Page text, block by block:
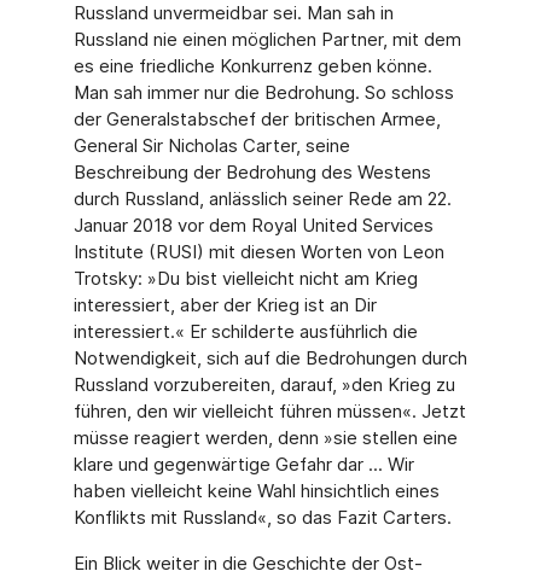
Russland unvermeidbar sei. Man sah in
Russland nie einen möglichen Partner, mit dem
es eine friedliche Konkurrenz geben könne.
Man sah immer nur die Bedrohung. So schloss
der Generalstabschef der britischen Armee,
General Sir Nicholas Carter, seine
Beschreibung der Bedrohung des Westens
durch Russland, anlässlich seiner Rede am 22.
Januar 2018 vor dem Royal United Services
Institute (RUSI) mit diesen Worten von Leon
Trotsky: »Du bist vielleicht nicht am Krieg
interessiert, aber der Krieg ist an Dir
interessiert.« Er schilderte ausführlich die
Notwendigkeit, sich auf die Bedrohungen durch
Russland vorzubereiten, darauf, »den Krieg zu
führen, den wir vielleicht führen müssen«. Jetzt
müsse reagiert werden, denn »sie stellen eine
klare und gegenwärtige Gefahr dar ... Wir
haben vielleicht keine Wahl hinsichtlich eines
Konflikts mit Russland«, so das Fazit Carters.
Ein Blick weiter in die Geschichte der Ost-